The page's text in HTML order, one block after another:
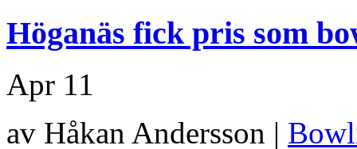
Höganäs fick pris som
Apr 11
av Håkan Andersson |